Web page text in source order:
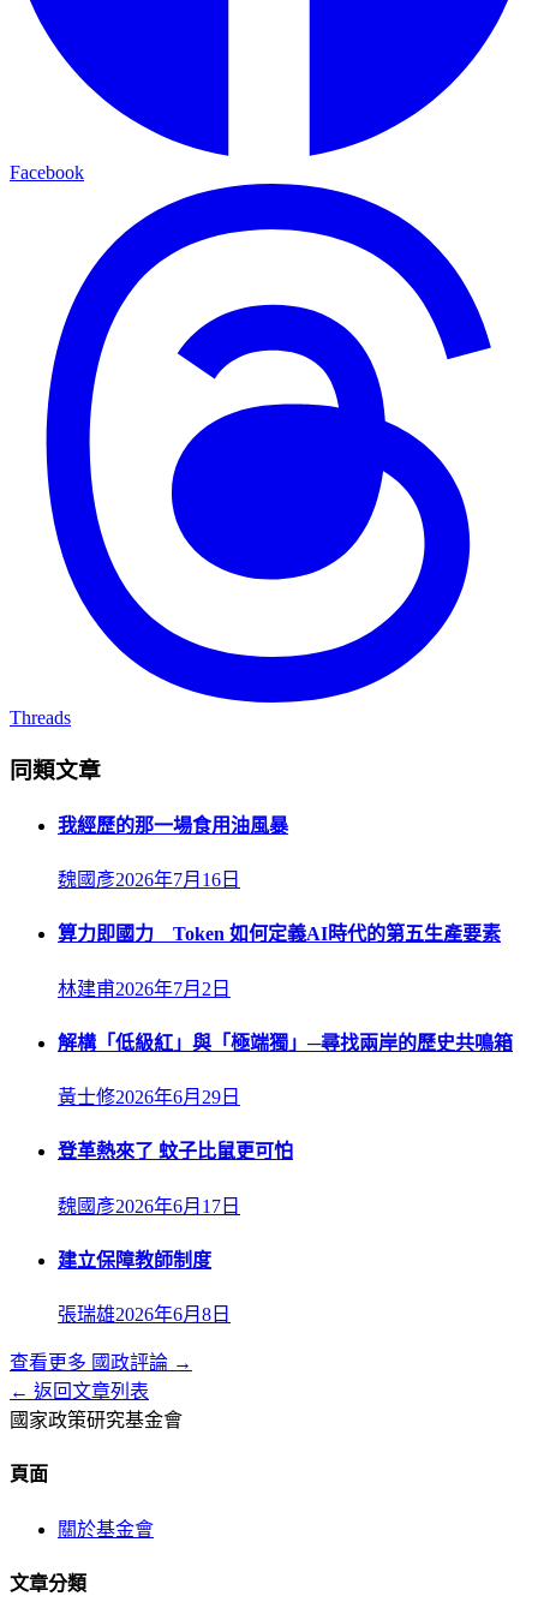
Facebook
Threads
同類文章
我經歷的那一場食用油風暴
魏國彥2026年7月16日
算力即國力 Token 如何定義AI時代的第五生產要素
林建甫2026年7月2日
解構「低級紅」與「極端獨」─尋找兩岸的歷史共鳴箱
黃士修2026年6月29日
登革熱來了 蚊子比鼠更可怕
魏國彥2026年6月17日
建立保障教師制度
張瑞雄2026年6月8日
查看更多 國政評論 →
← 返回文章列表
國家政策研究基金會
頁面
關於基金會
文章分類